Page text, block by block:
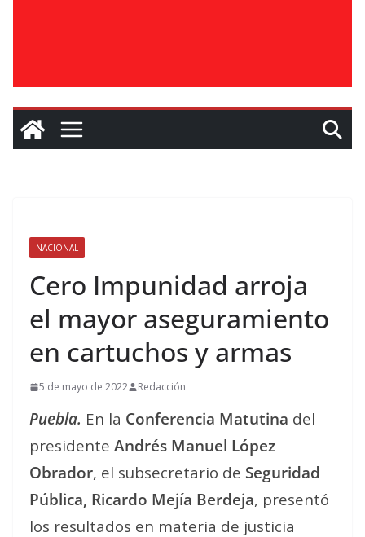
NACIONAL
Cero Impunidad arroja
el mayor aseguramiento
en cartuchos y armas
5 de mayo de 2022 Redacción
Puebla. En la Conferencia Matutina del
presidente Andrés Manuel López
Obrador, el subsecretario de Seguridad
Pública, Ricardo Mejía Berdeja, presentó
los resultados en materia de justicia